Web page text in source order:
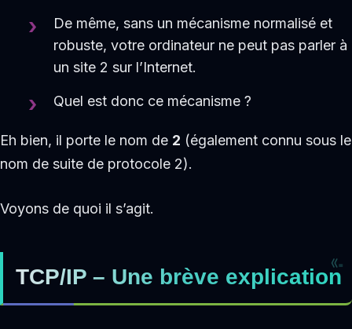
De même, sans un mécanisme normalisé et
robuste, votre ordinateur ne peut pas parler à
un site 2 sur l’Internet.
Quel est donc ce mécanisme ?
Eh bien, il porte le nom de 2 (également connu sous le
nom de suite de protocole 2).
Voyons de quoi il s’agit.
TCP/IP – Une brève explication